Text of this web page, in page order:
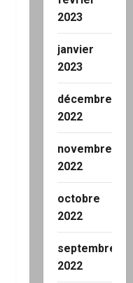
2023
janvier
2023
décembre
2022
novembre
2022
octobre
2022
septembre
2022